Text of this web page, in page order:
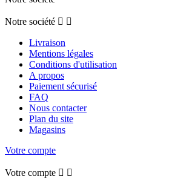
Notre société  
Livraison
Mentions légales
Conditions d'utilisation
A propos
Paiement sécurisé
FAQ
Nous contacter
Plan du site
Magasins
Votre compte
Votre compte  